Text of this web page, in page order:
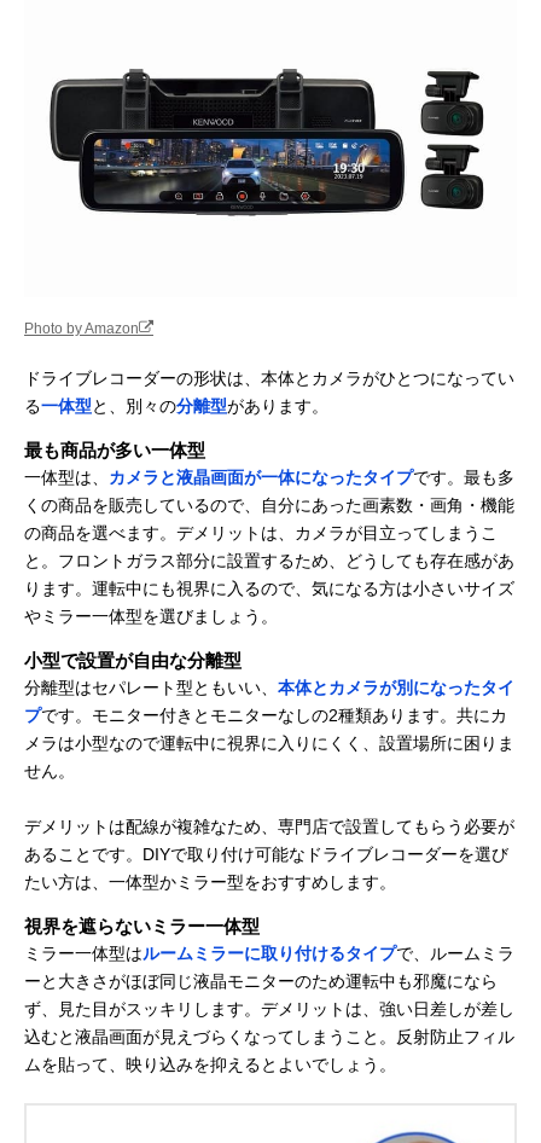
Photo by Amazon
ドライブレコーダーの形状は、本体とカメラがひとつになってい
る一体型と、別々の分離型があります。
最も商品が多い一体型
一体型は、 カメラと液晶画面が一体になったタイプです。最も多
くの商品を販売しているので、自分にあった画素数・画角・機能
の商品を選べます。デメリットは、カメラが目立ってしまうこ
と。フロントガラス部分に設置するため、どうしても存在感があ
ります。運転中にも視界に入るので、気になる方は小さいサイズ
やミラー一体型を選びましょう。
小型で設置が自由な分離型
分離型はセパレート型ともいい、 本体とカメラが別になったタイ
プです。モニター付きとモニターなしの2種類あります。共にカ
メラは小型なので運転中に視界に入りにくく、設置場所に困りま
せん。
デメリットは配線が複雑なため、専門店で設置してもらう必要が
あることです。DIYで取り付け可能なドライブレコーダーを選び
たい方は、一体型かミラー型をおすすめします。
視界を遮らないミラー一体型
ミラー一体型はルームミラーに取り付けるタイプで、ルームミラ
ーと大きさがほぼ同じ液晶モニターのため運転中も邪魔になら
ず、見た目がスッキリします。デメリットは、強い日差しが差し
込むと液晶画面が見えづらくなってしまうこと。反射防止フィル
ムを貼って、映り込みを抑えるとよいでしょう。